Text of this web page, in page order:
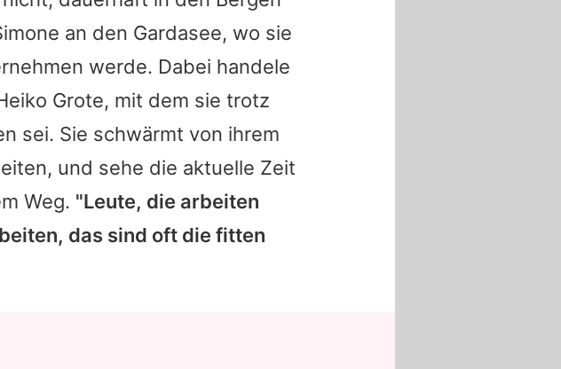
an den Gardasee, wo sie
werde. Dabei handele
Grote, mit dem sie trotz
sei. Sie schwärmt von ihrem
und sehe die aktuelle Zeit
Weg. "Leute, die arbeiten
das sind oft die fitten